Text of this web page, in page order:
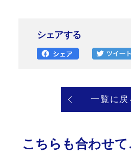
シェアする
一覧に戻
こちらも合わせ